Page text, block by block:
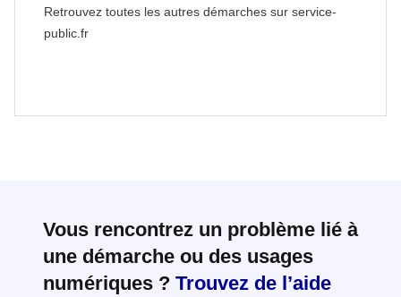
Retrouvez toutes les autres démarches sur service-
public.fr
Vous rencontrez un problème lié à
une démarche ou des usages
numériques ? Trouvez de l’aide